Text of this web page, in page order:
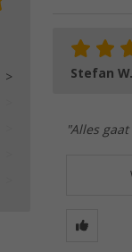
Stefan W.
"Alles